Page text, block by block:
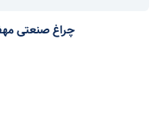
چراغ صنعتی